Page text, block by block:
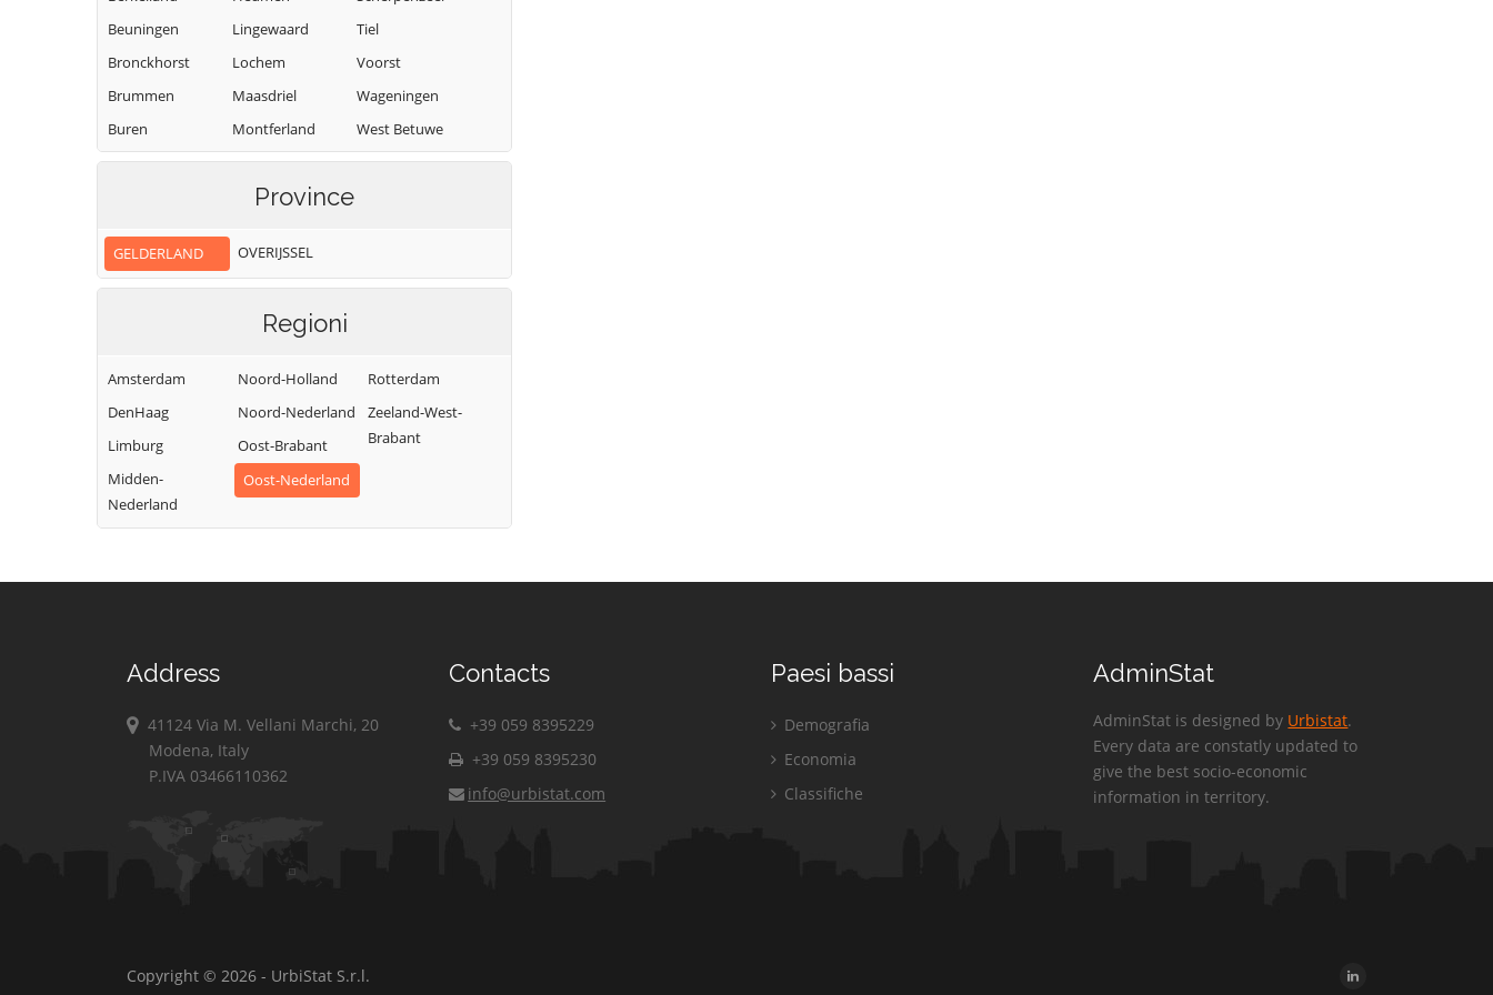
Beuningen
Bronckhorst
Brummen
Buren
Culemborg
Druten
Lingewaard
Lochem
Maasdriel
Montferland
Neder-Betuwe
Nijkerk
Nunspeet
Oost Gelre
Tiel
Voorst
Wageningen
West Betuwe
West Maas en
Winterswijk
Zutphen
Province
GELDERLAND OVERIJSSEL
Regioni
Amsterdam
DenHaag
Limburg
Midden-
Nederland
Noord-Holland
Noord-Nederland
Oost-Brabant
Oost-Nederland
Rotterdam
Zeeland-West-
Brabant
Address
41124 Via M. Vellani Marchi, 20
Modena, Italy
P.IVA 03466110362
Contacts
+39 059 8395229
+39 059 8395230
info@urbistat.com
Paesi bassi
Demografia
Economia
Classifiche
AdminStat
AdminStat is designed by Urbistat.
Every data are constatly updated to
give the best socio-economic
information in territory.
Copyright © 2026 - UrbiStat S.r.l.